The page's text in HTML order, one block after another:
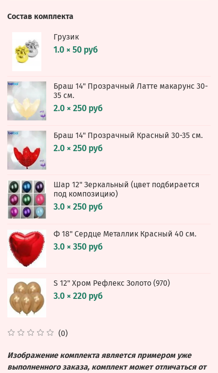
(0)
Состав комплекта
Грузик
1.0 × 50 руб
Браш 14" Прозрачный Латте макарунс 30-
35 см.
2.0 × 250 руб
Браш 14" Прозрачный Красный 30-35 см.
2.0 × 250 руб
Шар 12" Зеркальный (цвет подбирается
под композицию)
3.0 × 250 руб
Ф 18" Сердце Металлик Красный 40 см.
3.0 × 350 руб
S 12" Хром Рефлекс Золото (970)
3.0 × 220 руб
Изображение комплекта является примером уже
выполненного заказа, комплект может отличаться от